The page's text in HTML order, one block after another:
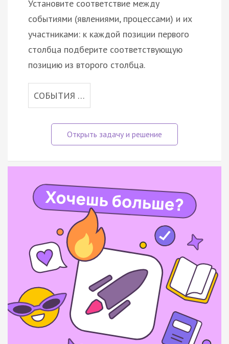
Установите соответствие между
событиями (явлениями, процессами) и их
участниками: к каждой позиции первого
столбца подберите соответствующую
позицию из второго столбца.
СОБЫТИЯ …